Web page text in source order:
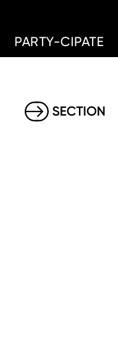
PARTY-CIPATE
SECTION